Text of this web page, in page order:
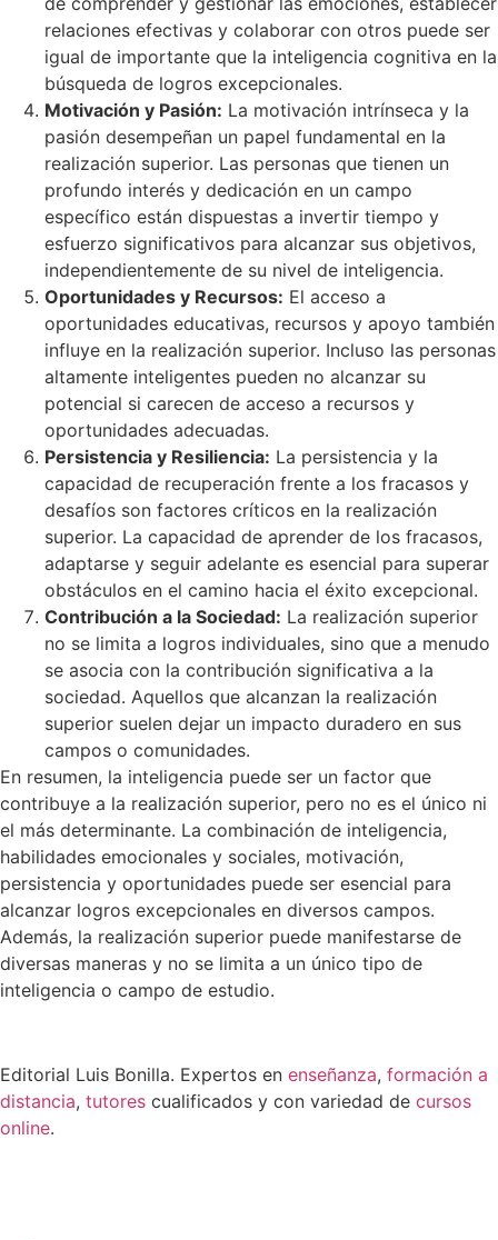
relaciones efectivas y colaborar con otros puede ser
igual de importante que la inteligencia cognitiva en la
búsqueda de logros excepcionales.
Motivación y Pasión: La motivación intrínseca y la
pasión desempeñan un papel fundamental en la
realización superior. Las personas que tienen un
profundo interés y dedicación en un campo
específico están dispuestas a invertir tiempo y
esfuerzo significativos para alcanzar sus objetivos,
independientemente de su nivel de inteligencia.
Oportunidades y Recursos: El acceso a
oportunidades educativas, recursos y apoyo también
influye en la realización superior. Incluso las personas
altamente inteligentes pueden no alcanzar su
potencial si carecen de acceso a recursos y
oportunidades adecuadas.
Persistencia y Resiliencia: La persistencia y la
capacidad de recuperación frente a los fracasos y
desafíos son factores críticos en la realización
superior. La capacidad de aprender de los fracasos,
adaptarse y seguir adelante es esencial para superar
obstáculos en el camino hacia el éxito excepcional.
Contribución a la Sociedad: La realización superior
no se limita a logros individuales, sino que a menudo
se asocia con la contribución significativa a la
sociedad. Aquellos que alcanzan la realización
superior suelen dejar un impacto duradero en sus
campos o comunidades.
En resumen, la inteligencia puede ser un factor que
contribuye a la realización superior, pero no es el único ni
el más determinante. La combinación de inteligencia,
habilidades emocionales y sociales, motivación,
persistencia y oportunidades puede ser esencial para
alcanzar logros excepcionales en diversos campos.
Además, la realización superior puede manifestarse de
diversas maneras y no se limita a un único tipo de
inteligencia o campo de estudio.
Editorial Luis Bonilla. Expertos en enseñanza, formación a
distancia, tutores cualificados y con variedad de cursos
online.